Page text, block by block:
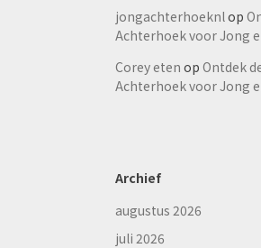
jongachterhoeknlop
Achterhoek voor Jong
Corey eten op Ontdek
Achterhoek voor Jong
Archief
augustus 2026
juli 2026